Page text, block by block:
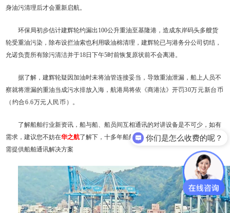
身油污清理后才会重新启航。
环保局初步估计建辉轮约漏出100公升重油至基隆港，造成东岸码头多艘货
轮受重油污染，除布设拦油索也利用吸油棉清理，建辉轮已与港务分公司切结，
允诺负责所有除污清洁并于18日下午5时前恢复原状前不会离港。
据了解，建辉轮疑因加油时未将油管连接妥当，导致重油泄漏，船上人员不
察就将泄漏的重油当成污水排放入海，航港局将依《商港法》开罚30万元新台币
（约合6.6万元人民币）。
了解船舶行业新资讯，船与船、船员间互相通讯的对讲设备是不可少，如有
需求，建议您不妨在华之航了解下，十多年船舶海事产品供应经验，根据用户所
需提供船舶通讯解决方案
你们是怎么收费的呢？